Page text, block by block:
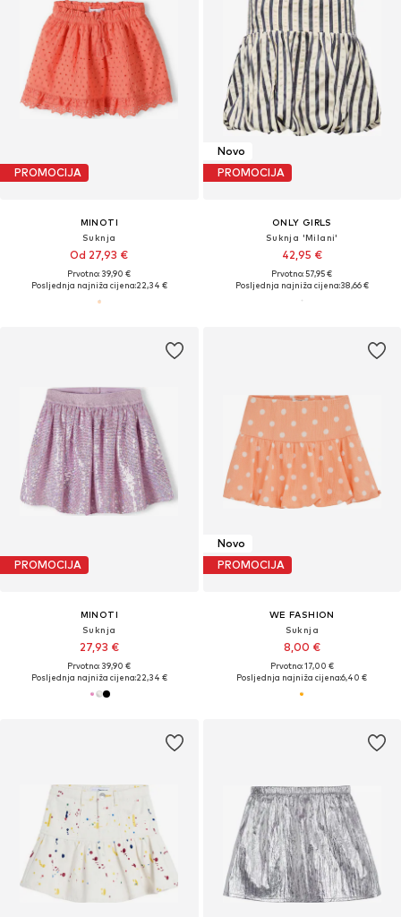
PROMOCIJA
MINOTI
Suknja
Od 27,93 €
Prvotno: 39,90 €
Posljednja najniža cijena:22,34 €
Novo
PROMOCIJA
ONLY GIRLS
Suknja 'Milani'
42,95 €
Prvotno: 57,95 €
Posljednja najniža cijena:38,66 €
PROMOCIJA
MINOTI
Suknja
27,93 €
Prvotno: 39,90 €
Posljednja najniža cijena:22,34 €
Novo
PROMOCIJA
WE FASHION
Suknja
8,00 €
Prvotno: 17,00 €
Posljednja najniža cijena:6,40 €